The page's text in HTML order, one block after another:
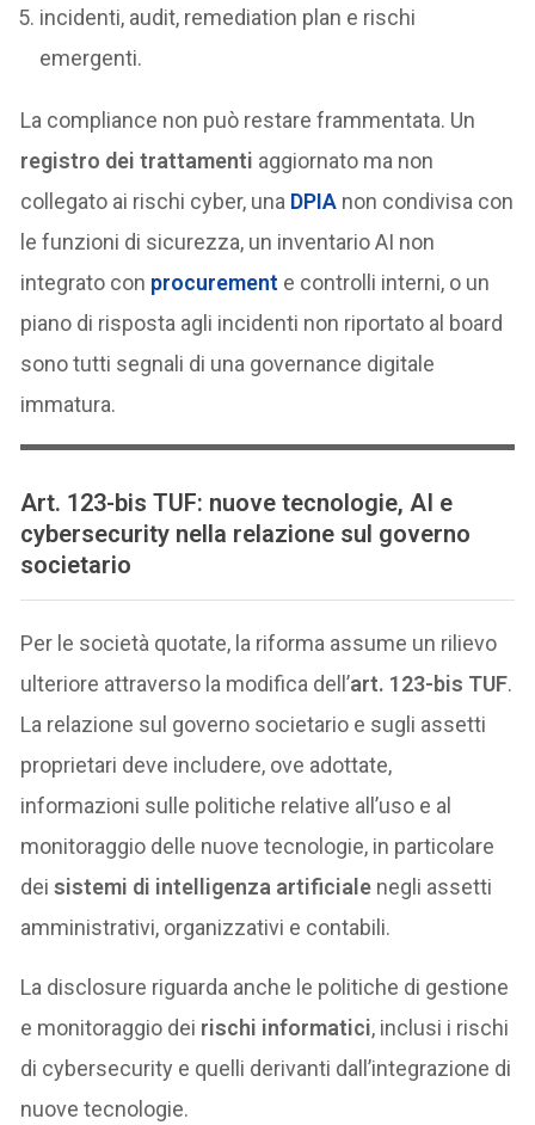
incidenti, audit, remediation plan e rischi
emergenti.
La compliance non può restare frammentata. Un
registro dei trattamenti aggiornato ma non
collegato ai rischi cyber, una DPIA non condivisa con
le funzioni di sicurezza, un inventario AI non
integrato con procurement e controlli interni, o un
piano di risposta agli incidenti non riportato al board
sono tutti segnali di una governance digitale
immatura.
Art. 123-bis TUF: nuove tecnologie, AI e
cybersecurity nella relazione sul governo
societario
Per le società quotate, la riforma assume un rilievo
ulteriore attraverso la modifica dell’art. 123-bis TUF.
La relazione sul governo societario e sugli assetti
proprietari deve includere, ove adottate,
informazioni sulle politiche relative all’uso e al
monitoraggio delle nuove tecnologie, in particolare
deisistemi di intelligenza artificiale negli assetti
amministrativi, organizzativi e contabili.
La disclosure riguarda anche le politiche di gestione
e monitoraggio dei rischi informatici, inclusi i rischi
di cybersecurity e quelli derivanti dall’integrazione di
nuove tecnologie.